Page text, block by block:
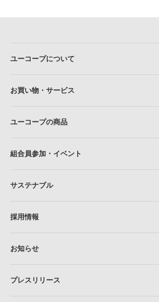
ユーコープについて
お買い物・サービス
ユーコープの商品
組合員参加・イベント
サステナブル
採用情報
お知らせ
プレスリリース